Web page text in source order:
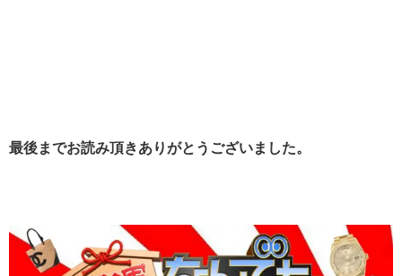
最後までお読み頂きありがとうございました。